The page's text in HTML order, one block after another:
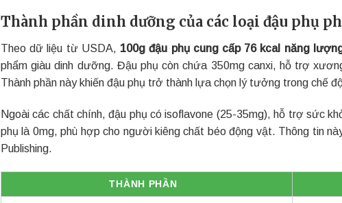
Thành phần dinh dưỡng của các loại đậu phụ
Theo dữ liệu từ USDA, 100g đậu phụ cung cấp 76 kcal năng
phẩm giàu dinh dưỡng. Đậu phụ còn chứa 350mg canxi, hỗ trợ
Thành phần này khiến đậu phụ trở thành lựa chọn lý tưởng trong chế
Ngoài các chất chính, đậu phụ có isoflavone (25-35mg), hỗ trợ sức
phụ là 0mg, phù hợp cho người kiêng chất béo động vật. Thông tin
Publishing.
THÀNH PHẦN